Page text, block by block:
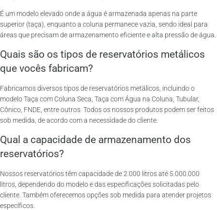
É um modelo elevado onde a água é armazenada apenas na parte
superior (taça), enquanto a coluna permanece vazia, sendo ideal para
áreas que precisam de armazenamento eficiente e alta pressão de água.
Quais são os tipos de reservatórios metálicos
que vocês fabricam?
Fabricamos diversos tipos de reservatórios metálicos, incluindo o
modelo Taça com Coluna Seca, Taça com Água na Coluna, Tubular,
Cônico, FNDE, entre outros. Todos os nossos produtos podem ser feitos
sob medida, de acordo com a necessidade do cliente.
Qual a capacidade de armazenamento dos
reservatórios?
Nossos reservatórios têm capacidade de 2.000 litros até 5.000.000
litros, dependendo do modelo e das especificações solicitadas pelo
cliente. Também oferecemos opções sob medida para atender projetos
específicos.